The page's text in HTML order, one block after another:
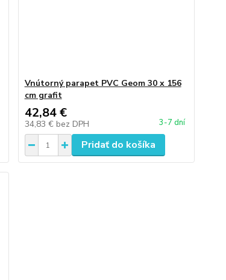
Vnútorný parapet PVC Geom 30 x 156
cm grafit
42,84 €
34,83 € bez DPH 3-7 dní
Pridať do košíka